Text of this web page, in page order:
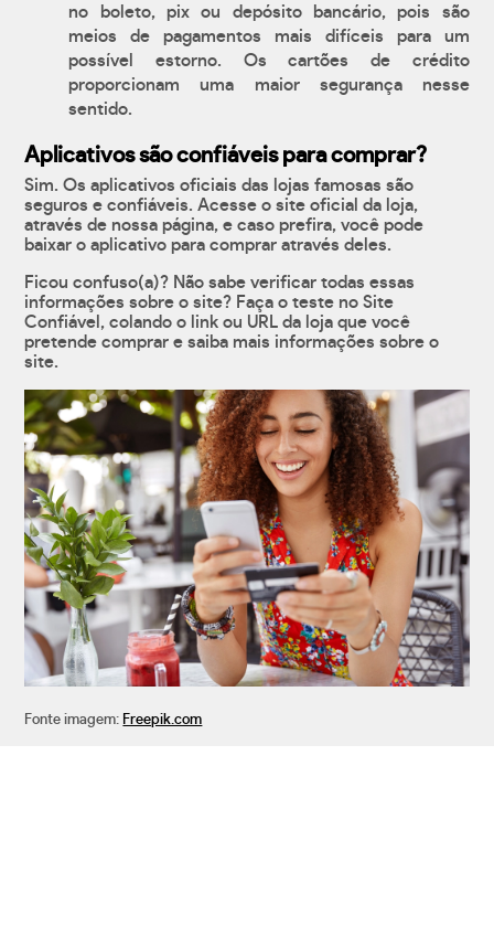
no boleto, pix ou depósito bancário, pois são
meios de pagamentos mais difíceis para um
possível estorno. Os cartões de crédito
proporcionam uma maior segurança nesse
sentido.
Aplicativos são confiáveis para comprar?
Sim. Os aplicativos oficiais das lojas famosas são
seguros e confiáveis. Acesse o site oficial da loja,
através de nossa página, e caso prefira, você pode
baixar o aplicativo para comprar através deles.
Ficou confuso(a)? Não sabe verificar todas essas
informações sobre o site? Faça o teste no Site
Confiável, colando o link ou URL da loja que você
pretende comprar e saiba mais informações sobre o
site.
Fonte imagem: Freepik.com